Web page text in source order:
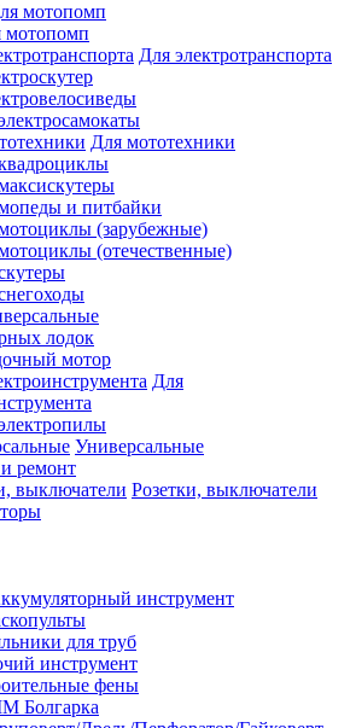
мотопомп
мотопомп
Для электротранспорта
Для мототехники
и питбайки
(зарубежные)
(отечественные)
лодок
мотор
Для
Универсальные
ремонт
Розетки, выключатели
инструмент
для труб
инструмент
фены
Болгарка